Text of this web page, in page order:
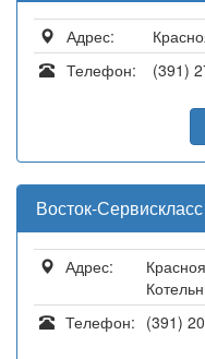
Адрес:
Телефон:
(391)
Восток-
Адрес:
Телефон: (391)